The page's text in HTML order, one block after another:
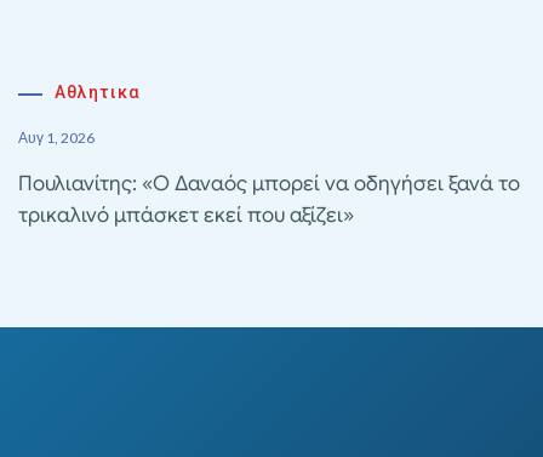
Αθλητικα
Αυγ 1, 2026
Πουλιανίτης: «Ο Δαναός μπορεί να οδηγήσει ξανά το
τρικαλινό μπάσκετ εκεί που αξίζει»